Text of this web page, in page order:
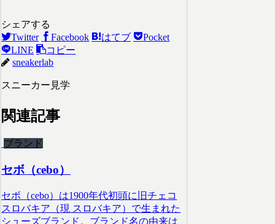
シェアする
Twitter
Facebook はてブ
Pocket
LINE
コピー
sneakerlab
スニーカー見学
関連記事
ブランド
セボ（cebo）
セボ（cebo）は1900年代初頭に旧チェコ
スロバキア（現 スロバキア）で生まれた
シューズブランド。ブランド名の由来は